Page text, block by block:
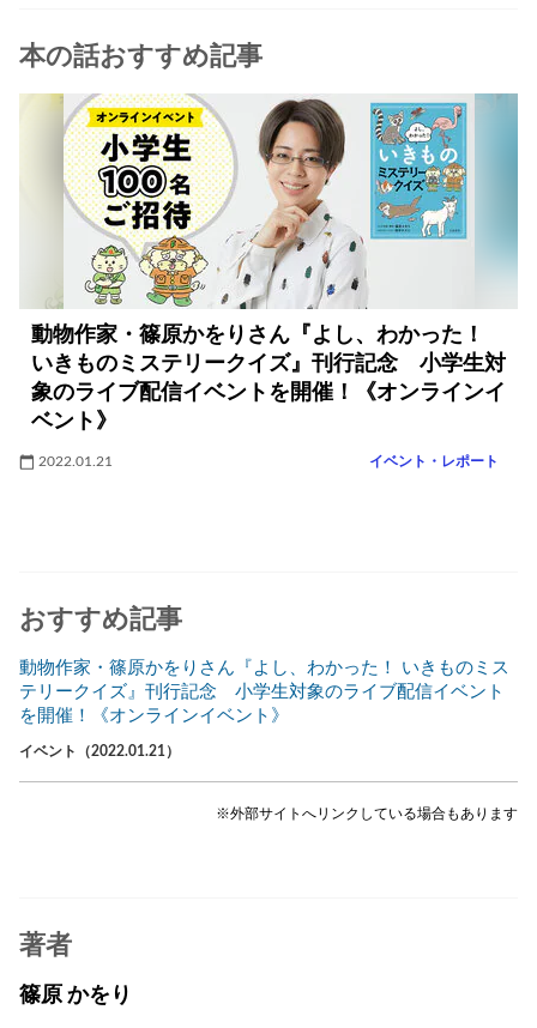
本の話おすすめ記事
動物作家・篠原かをりさん『よし、わかった！
いきものミステリークイズ』刊行記念 小学生対
象のライブ配信イベントを開催！《オンラインイ
ベント》
2022.01.21 イベント・レポート
おすすめ記事
動物作家・篠原かをりさん『よし、わかった！ いきものミス
テリークイズ』刊行記念 小学生対象のライブ配信イベント
を開催！《オンラインイベント》
イベント（2022.01.21）
※外部サイトへリンクしている場合もあります
著者
篠原 かをり